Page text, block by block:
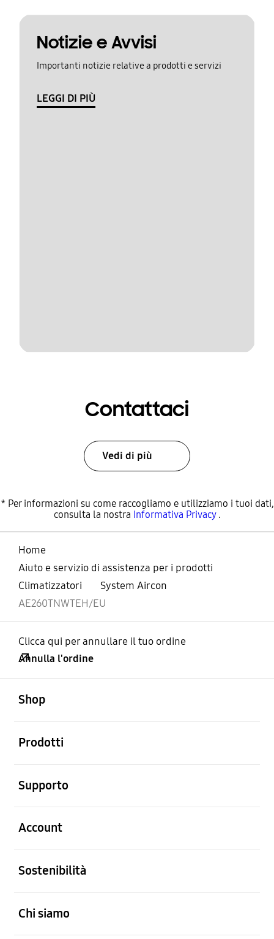
Notizie e Avvisi
Importanti notizie relative a prodotti e servizi
LEGGI DI PIÙ
Contattaci
Vedi di più
* Per informazioni su come raccogliamo e utilizziamo i tuoi dati,
consulta la nostra Informativa Privacy.
Home
Aiuto e servizio di assistenza per i prodotti
Climatizzatori
System Aircon
AE260TNWTEH/EU
Clicca qui per annullare il tuo ordine
Annulla l'ordine
Shop
Prodotti
Supporto
Account
Sostenibilità
Chi siamo